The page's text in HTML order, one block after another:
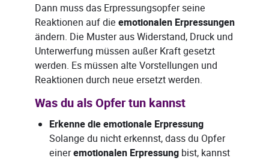
Dann muss das Erpressungsopfer seine
Reaktionen auf die emotionalen Erpressungen
ändern. Die Muster aus Widerstand, Druck und
Unterwerfung müssen außer Kraft gesetzt
werden. Es müssen alte Vorstellungen und
Reaktionen durch neue ersetzt werden.
Was du als Opfer tun kannst
Erkenne die emotionale Erpressung
Solange du nicht erkennst, dass du Opfer
eineremotionalen Erpressung bist, kannst